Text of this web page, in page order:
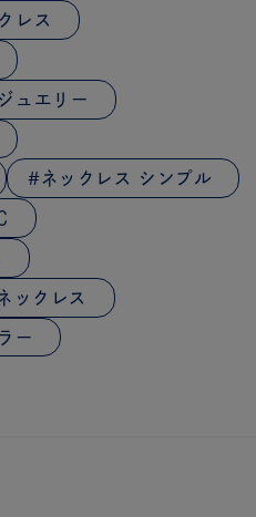
レス
ュエリー
ネックレス シンプル
ックレス
ー